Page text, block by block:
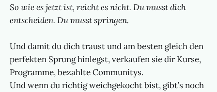
So wie es jetzt ist, reicht es nicht. Du musst dich
entscheiden. Du musst springen.
Und damit du dich traust und am besten gleich den
perfekten Sprung hinlegst, verkaufen sie dir Kurse,
Programme, bezahlte Communitys.
Und wenn du richtig weichgekocht bist, gibt’s noch